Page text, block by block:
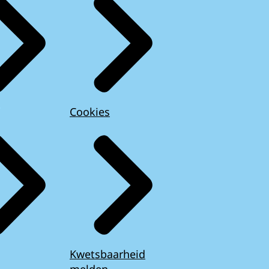
Cookies
Kwetsbaarheid